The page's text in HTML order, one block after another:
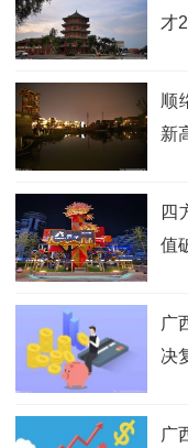
才
顺
新
四
值
广
决
广